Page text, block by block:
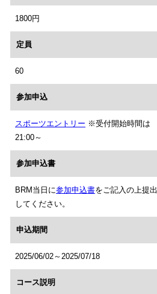
1800円
定員
60
参加申込
スポーツエントリー ※受付開始時間は
21:00～
参加申込書
BRM当日に参加申込書をご記入の上提出
してください。
申込期間
2025/06/02～2025/07/18
コース説明